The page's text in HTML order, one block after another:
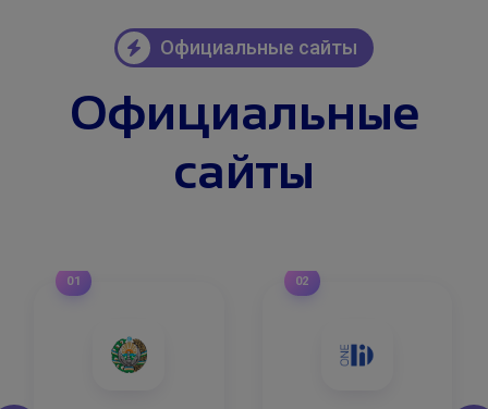
Официальные сайты
Официальные
сайты
01 02